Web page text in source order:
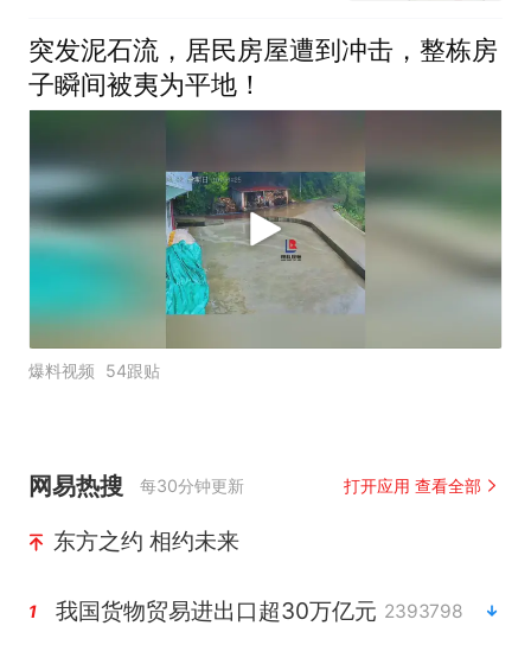
突发泥石流，居民房屋遭到冲击，整栋房
子瞬间被夷为平地！
爆料视频 54跟贴
网易热搜 每30分钟更新 打开应用 查看全部
东方之约 相约未来
1 我国货物贸易进出口超30万亿元 2393798